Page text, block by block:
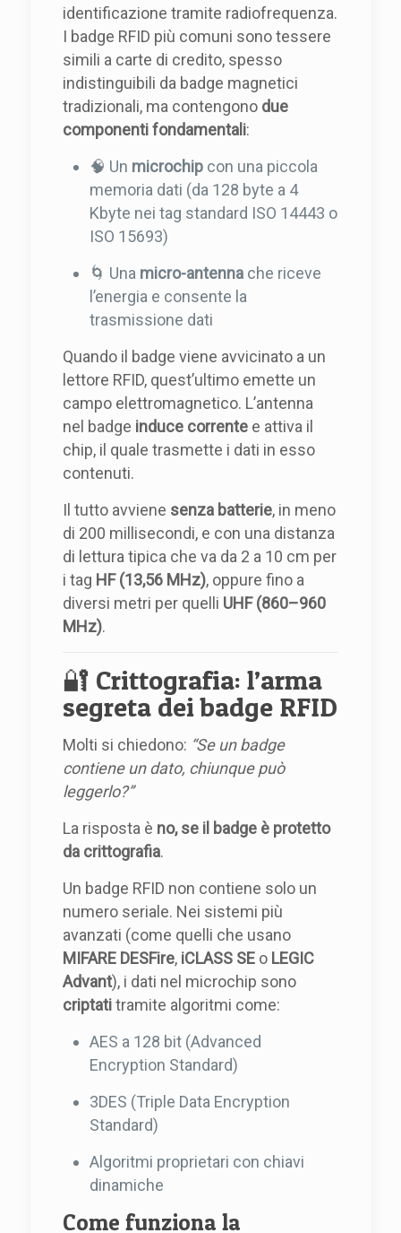
identificazione tramite radiofrequenza.
I badge RFID più comuni sono tessere
simili a carte di credito, spesso
indistinguibili da badge magnetici
tradizionali, ma contengono due
componenti fondamentali:
🧠 Un microchip con una piccola
memoria dati (da 128 byte a 4
Kbyte nei tag standard ISO 14443 o
ISO 15693)
🌀 Una micro-antenna che riceve
l’energia e consente la
trasmissione dati
Quando il badge viene avvicinato a un
lettore RFID, quest’ultimo emette un
campo elettromagnetico. L’antenna
nel badge induce corrente e attiva il
chip, il quale trasmette i dati in esso
contenuti.
Il tutto avviene senza batterie, in meno
di 200 millisecondi, e con una distanza
di lettura tipica che va da 2 a 10 cm per
i tag HF (13,56 MHz), oppure fino a
diversi metri per quelli UHF (860–960
MHz).
🔐 Crittografia: l’arma
segreta dei badge RFID
Molti si chiedono: “Se un badge
contiene un dato, chiunque può
leggerlo?”
La risposta è no, se il badge è protetto
da crittografia.
Un badge RFID non contiene solo un
numero seriale. Nei sistemi più
avanzati (come quelli che usano
MIFARE DESFire, iCLASS SE o LEGIC
Advant), i dati nel microchip sono
criptatitramite algoritmi come:
AES a 128 bit (Advanced
Encryption Standard)
3DES (Triple Data Encryption
Standard)
Algoritmi proprietari con chiavi
dinamiche
Come funziona la